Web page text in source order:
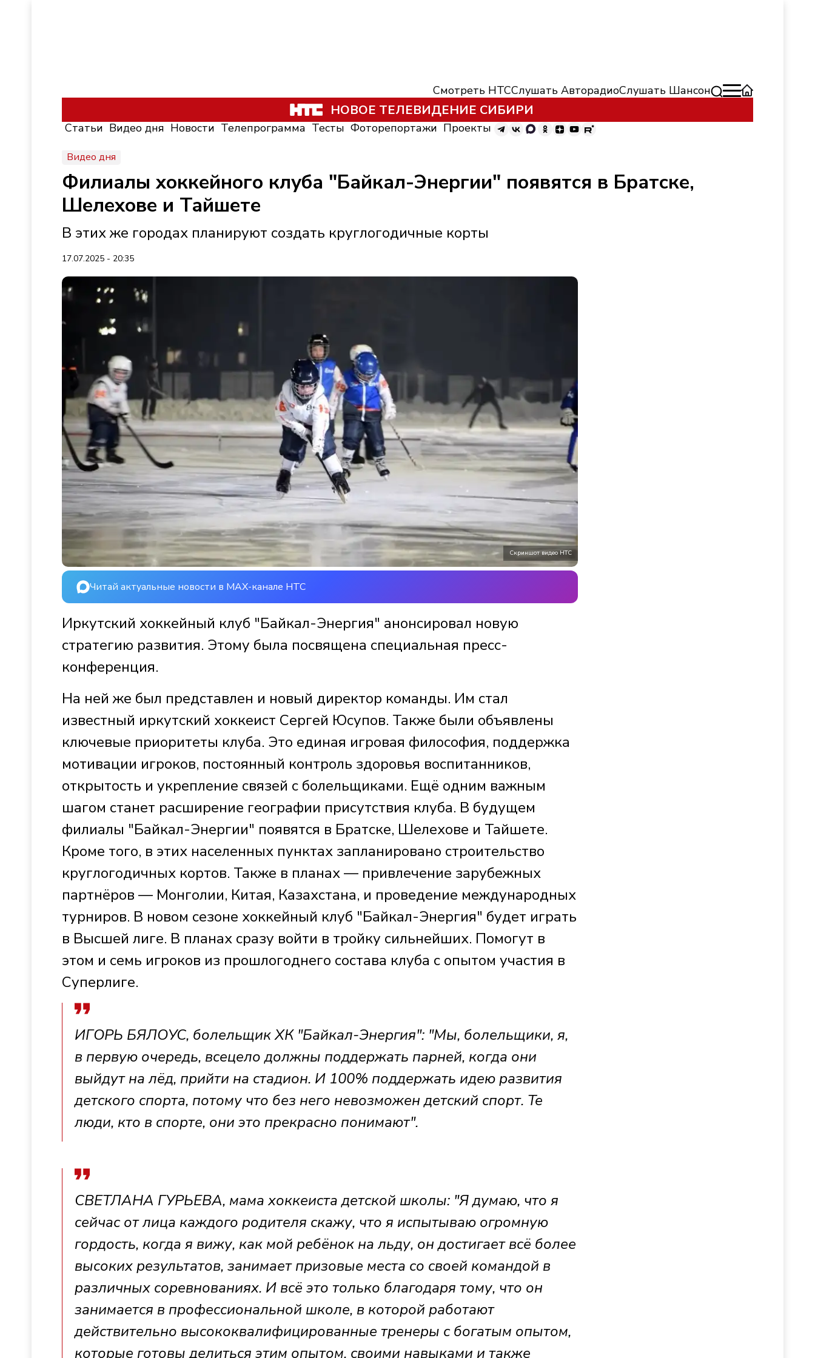
Смотреть НТССлушать АвторадиоСлушать Шансон
НОВОЕ ТЕЛЕВИДЕНИЕ СИБИРИ
Статьи Видео дня Новости Телепрограмма Тесты Фоторепортажи Проекты
Видео дня
Филиалы хоккейного клуба "Байкал-Энергии" появятся в Братске,
Шелехове и Тайшете
В этих же городах планируют создать круглогодичные корты
17.07.2025 - 20:35
Скриншот видео НТС
Читай актуальные новости в MAX-канале НТС
Иркутский хоккейный клуб "Байкал-Энергия" анонсировал новую
стратегию развития. Этому была посвящена специальная пресс-
конференция.
На ней же был представлен и новый директор команды. Им стал
известный иркутский хоккеист Сергей Юсупов. Также были объявлены
ключевые приоритеты клуба. Это единая игровая философия, поддержка
мотивации игроков, постоянный контроль здоровья воспитанников,
открытость и укрепление связей с болельщиками. Ещё одним важным
шагом станет расширение географии присутствия клуба. В будущем
филиалы "Байкал-Энергии" появятся в Братске, Шелехове и Тайшете.
Кроме того, в этих населенных пунктах запланировано строительство
круглогодичных кортов. Также в планах — привлечение зарубежных
партнёров — Монголии, Китая, Казахстана, и проведение международных
турниров. В новом сезоне хоккейный клуб "Байкал-Энергия" будет играть
в Высшей лиге. В планах сразу войти в тройку сильнейших. Помогут в
этом и семь игроков из прошлогоднего состава клуба с опытом участия в
Суперлиге.
ИГОРЬ БЯЛОУС, болельщик ХК "Байкал-Энергия": "Мы, болельщики, я,
в первую очередь, всецело должны поддержать парней, когда они
выйдут на лёд, прийти на стадион. И 100% поддержать идею развития
детского спорта, потому что без него невозможен детский спорт. Те
люди, кто в спорте, они это прекрасно понимают".
СВЕТЛАНА ГУРЬЕВА, мама хоккеиста детской школы: "Я думаю, что я
сейчас от лица каждого родителя скажу, что я испытываю огромную
гордость, когда я вижу, как мой ребёнок на льду, он достигает всё более
высоких результатов, занимает призовые места со своей командой в
различных соревнованиях. И всё это только благодаря тому, что он
занимается в профессиональной школе, в которой работают
действительно высококвалифицированные тренеры с богатым опытом,
которые готовы делиться этим опытом, своими навыками и также